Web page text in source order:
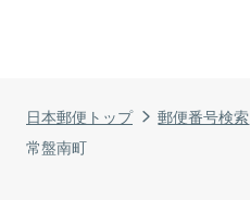
日本郵便トップ 郵便番号検索
常盤南町